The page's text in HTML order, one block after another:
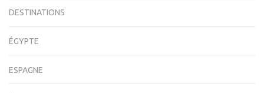
DESTINATIONS
ÉGYPTE
ESPAGNE